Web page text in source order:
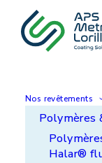
Nos revêtements
Polymères
Halar®
Accueil
Vous